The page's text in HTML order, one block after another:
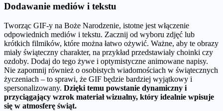
Dodawanie mediów i tekstu
Tworząc GIF-y na Boże Narodzenie, istotne jest włączenie
odpowiednich mediów i tekstu. Zacznij od wyboru zdjęć lub
krótkich filmików, które można łatwo ożywić. Ważne, aby te obrazy
miały świąteczny charakter, na przykład przedstawiały choinki czy
ozdoby. Dodaj do tego żywe i optymistyczne animowane napisy.
Nie zapomnij również o osobistych wiadomościach w świątecznych
życzeniach – to sprawi, że GIF będzie bardziej wyjątkowy i
spersonalizowany. Dzięki temu powstanie dynamiczny i
przyciągający wzrok materiał wizualny, który idealnie wpisuje
się w atmosferę świąt.